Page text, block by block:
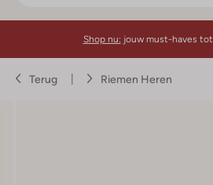
Shop nu: jouw must-haves
Terug Riemen Heren